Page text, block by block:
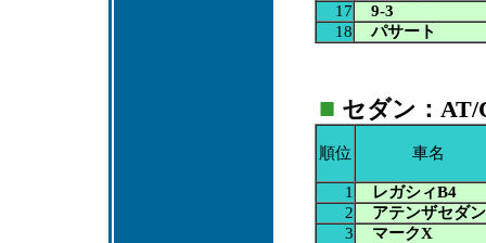
17
9-3
18
パサート
■ セダン：AT/
順位 車名
1
レガシィB4
2
アテンザセダン
3
マークX